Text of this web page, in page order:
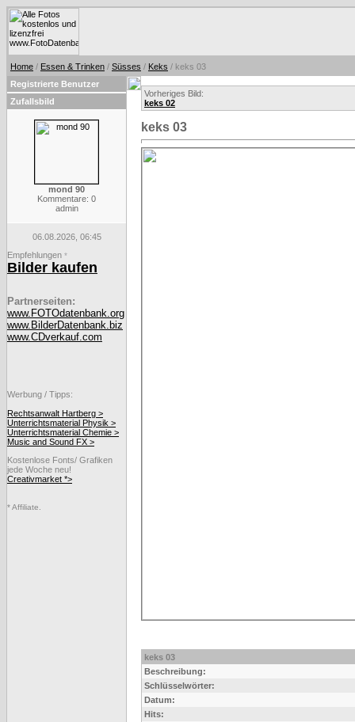
Home / Essen & Trinken / Süsses / Keks / keks 03
Registrierte Benutzer
Zufallsbild
mond 90
Kommentare: 0
admin
06.08.2026, 06:45
Empfehlungen *
Bilder kaufen
Partnerseiten:
www.FOTOdatenbank.org
www.BilderDatenbank.biz
www.CDverkauf.com
Werbung / Tipps:
Rechtsanwalt Hartberg >
Unterrichtsmaterial Physik >
Unterrichtsmaterial Chemie >
Music and Sound FX >
Kostenlose Fonts/ Grafiken
jede Woche neu!
Creativmarket *>
* Affiliate.
Vorheriges Bild:
keks 02
keks 03
keks 03
Beschreibung:
Schlüsselwörter:
Datum:
Hits: